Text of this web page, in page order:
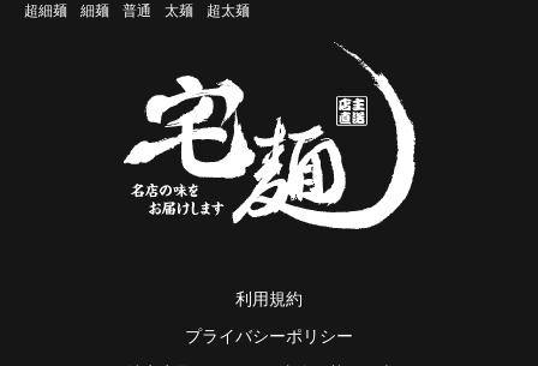
超細麺
細麺 普通 太麺 超太麺
利用規約
プライバシーポリシー